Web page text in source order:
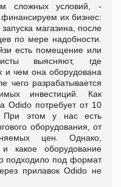
сложных условий, -
их бизнес:
магазина, после
по мере надобности.
есть помещение или
выясняют, где
и чем она оборудована
чего разрабатывается
инвестиций. Как
Odido потребует от 10
этом у нас есть
оборудования, от
цен. Однако,
какое оборудование
подходило под формат
прилавок Odido не